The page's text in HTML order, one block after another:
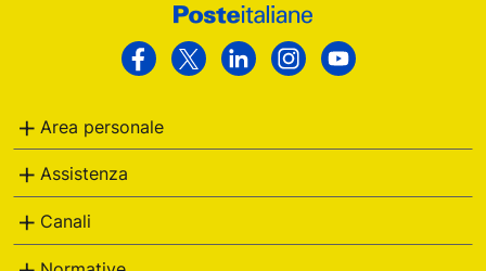
Facebook
Twitter LinkedinInstagram
Area personale
Assistenza
Canali